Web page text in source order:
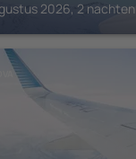
2026, 2 nachten